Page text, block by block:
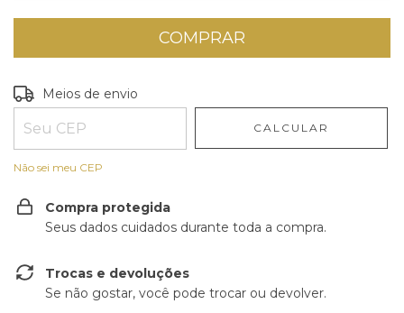
Entregas para o CEP:
Meios de envio
CALCULAR
Não sei meu CEP
Compra protegida
Seus dados cuidados durante toda a compra.
Trocas e devoluções
Se não gostar, você pode trocar ou devolver.